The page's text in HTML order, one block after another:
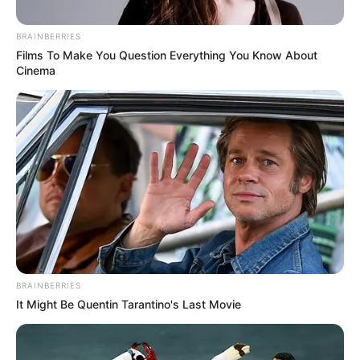
Alerta Tolima
Estaba viendo una riña callejera y terminó capturado por
portar un arma de alto poder
Por:Edelberto Buendía Sánchez
Julio 30, 2025
COMPARTIR
BRAINBERRIES
Films To Make You Question Everything You Know About
Cinema
BRAINBERRIES
It Might Be Quentin Tarantino's Last Movie